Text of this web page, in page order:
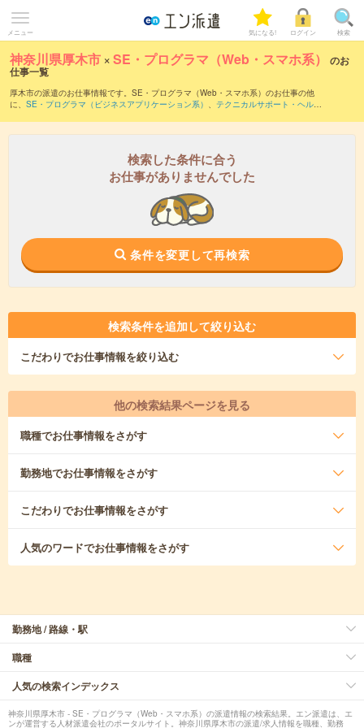
メニュー 気になる! ログイン 検索
神奈川県厚木市 ×SE・プログラマ（Web・スマホ系） のお
仕事一覧
厚木市の派遣のお仕事情報です。SE・プログラマ（Web・スマホ系）のお仕事の他
に、 SE・プログラマ（ビジネスアプリケーション系） 、 テクニカルサポート・ヘルプ
種辞典：SE・プログラマ（Web・スマホ系）のお仕事とは？とは？
検索した条件に合う
お仕事がありませんでした
条件を変更して再検索
検索条件を追加して絞り込む
こだわりでお仕事情報を絞り込む
他の検索結果ページを見る
職種でお仕事情報をさがす
勤務地でお仕事情報をさがす
こだわりでお仕事情報をさがす
人気のワードでお仕事情報をさがす
勤務地 / 路線・駅
職種
人気の検索インデックス
神奈川県厚木市 - SE・プログラマ（Web・スマホ系）の派遣情報の検索結果。エン派遣は、エ
ンが運営する人材派遣会社のポータルサイト。神奈川県厚木市の派遣/求人情報を職種、勤務